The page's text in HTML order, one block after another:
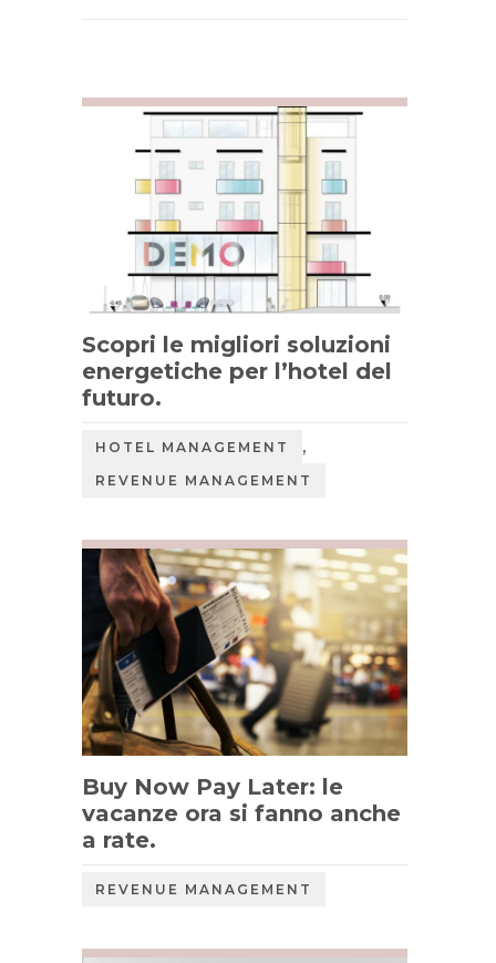
Scopri le migliori soluzioni
energetiche per l’hotel del
futuro.
HOTEL MANAGEMENT ,
REVENUE MANAGEMENT
Buy Now Pay Later: le
vacanze ora si fanno anche
a rate.
REVENUE MANAGEMENT